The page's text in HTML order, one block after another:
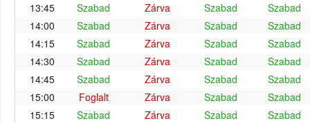
13:45
Szabad Zárva Szabad
Szabad
14:00
Szabad Zárva Szabad
Szabad
14:15
Szabad Zárva Szabad
Szabad
14:30
Szabad Zárva Szabad
Szabad
14:45
Szabad Zárva Szabad
Szabad
15:00
Foglalt Zárva Szabad
Szabad
15:15
Szabad Zárva Szabad
Szabad